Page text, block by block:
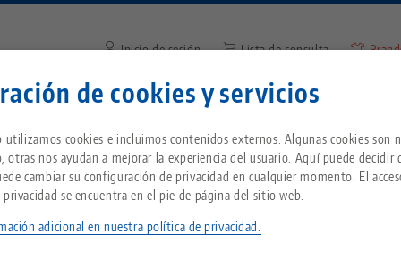
de cookies y servicios
utilizamos cookies e incluimos contenidos externos. Algunas cookies son
nos ayudan a mejorar la experiencia del usuario. Aquí puede decidir
cambiar su configuración de privacidad en cualquier momento. El
se encuentra en el pie de página del sitio web.
adicional en nuestra política de privacidad.
página de EE.UU. para ver el contenido
país.
usa.com
Todo de una sola fuente
Breadcrumb
Empresa
Acerca de LANG
Servicio
Descargas
Noticias
Blog
Inicio de sesión Lista de consulta
Introduzca el término de
96, Placa de soporte